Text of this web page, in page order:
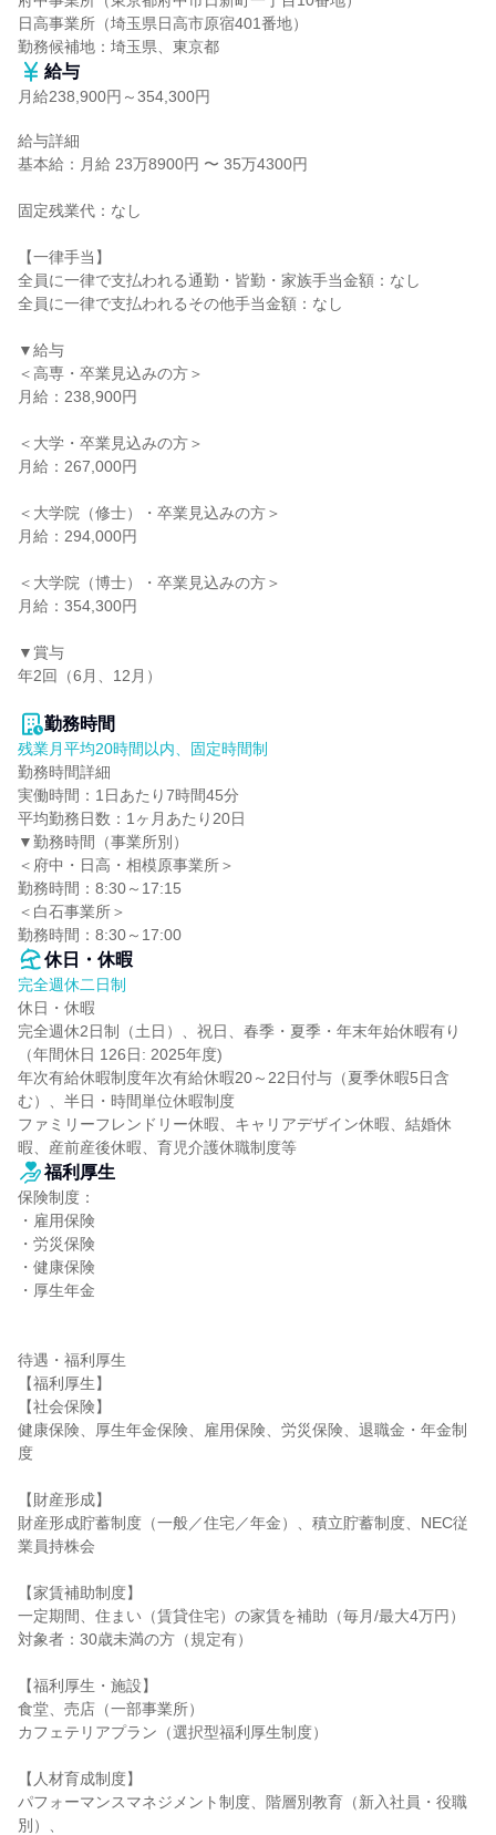
日高事業所（埼玉県日高市原宿401番地）
勤務候補地：埼玉県、東京都
給与
月給238,900円～354,300円
給与詳細
基本給：月給 23万8900円 〜 35万4300円
固定残業代：なし
【一律手当】
全員に一律で支払われる通勤・皆勤・家族手当金額：なし
全員に一律で支払われるその他手当金額：なし
▼給与
＜高専・卒業見込みの方＞
月給：238,900円
＜大学・卒業見込みの方＞
月給：267,000円
＜大学院（修士）・卒業見込みの方＞
月給：294,000円
＜大学院（博士）・卒業見込みの方＞
月給：354,300円
▼賞与
年2回（6月、12月）
勤務時間
残業月平均20時間以内、固定時間制
勤務時間詳細
実働時間：1日あたり7時間45分
平均勤務日数：1ヶ月あたり20日
▼勤務時間（事業所別）
＜府中・日高・相模原事業所＞
勤務時間：8:30～17:15
＜白石事業所＞
勤務時間：8:30～17:00
休日・休暇
完全週休二日制
休日・休暇
完全週休2日制（土日）、祝日、春季・夏季・年末年始休暇有り
（年間休日 126日: 2025年度)
年次有給休暇制度年次有給休暇20～22日付与（夏季休暇5日含
む）、半日・時間単位休暇制度
ファミリーフレンドリー休暇、キャリアデザイン休暇、結婚休
暇、産前産後休暇、育児介護休職制度等
福利厚生
保険制度：
・雇用保険
・労災保険
・健康保険
・厚生年金
待遇・福利厚生
【福利厚生】
【社会保険】
健康保険、厚生年金保険、雇用保険、労災保険、退職金・年金制
度
【財産形成】
財産形成貯蓄制度（一般／住宅／年金）、積立貯蓄制度、NEC従
業員持株会
【家賃補助制度】
一定期間、住まい（賃貸住宅）の家賃を補助（毎月/最大4万円）
対象者：30歳未満の方（規定有）
【福利厚生・施設】
食堂、売店（一部事業所）
カフェテリアプラン（選択型福利厚生制度）
【人材育成制度】
パフォーマンスマネジメント制度、階層別教育（新入社員・役職
別）、